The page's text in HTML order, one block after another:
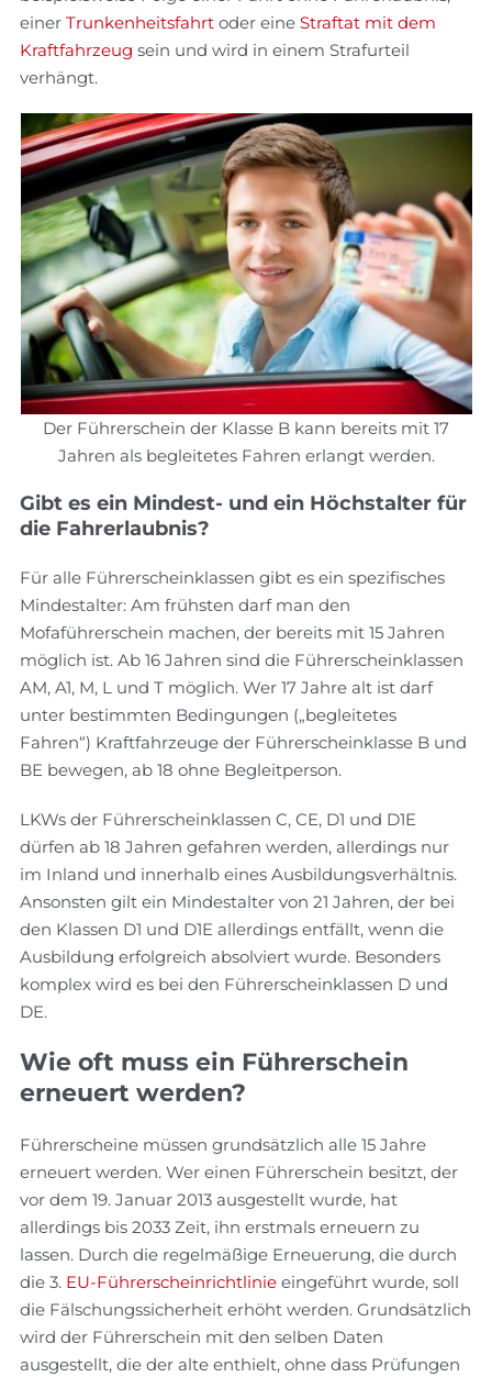
einerTrunkenheitsfahrt oder eineStraftat mit dem
Kraftfahrzeug sein und wird in einem Strafurteil
verhängt.
Der Führerschein der Klasse B kann bereits mit 17
Jahren als begleitetes Fahren erlangt werden.
Gibt es ein Mindest- und ein Höchstalter für
die Fahrerlaubnis?
Für alle Führerscheinklassen gibt es ein spezifisches
Mindestalter: Am frühsten darf man den
Mofaführerschein machen, der bereits mit 15 Jahren
möglich ist. Ab 16 Jahren sind die Führerscheinklassen
AM, A1, M, L und T möglich. Wer 17 Jahre alt ist darf
unter bestimmten Bedingungen („begleitetes
Fahren“) Kraftfahrzeuge der Führerscheinklasse B und
BE bewegen, ab 18 ohne Begleitperson.
LKWs der Führerscheinklassen C, CE, D1 und D1E
dürfen ab 18 Jahren gefahren werden, allerdings nur
im Inland und innerhalb eines Ausbildungsverhältnis.
Ansonsten gilt ein Mindestalter von 21 Jahren, der bei
den Klassen D1 und D1E allerdings entfällt, wenn die
Ausbildung erfolgreich absolviert wurde. Besonders
komplex wird es bei den Führerscheinklassen D und
DE.
Wie oft muss ein Führerschein
erneuert werden?
Führerscheine müssen grundsätzlich alle 15 Jahre
erneuert werden. Wer einen Führerschein besitzt, der
vor dem 19. Januar 2013 ausgestellt wurde, hat
allerdings bis 2033 Zeit, ihn erstmals erneuern zu
lassen. Durch die regelmäßige Erneuerung, die durch
die 3. EU-Führerscheinrichtlinie eingeführt wurde, soll
die Fälschungssicherheit erhöht werden. Grundsätzlich
wird der Führerschein mit den selben Daten
ausgestellt, die der alte enthielt, ohne dass Prüfungen